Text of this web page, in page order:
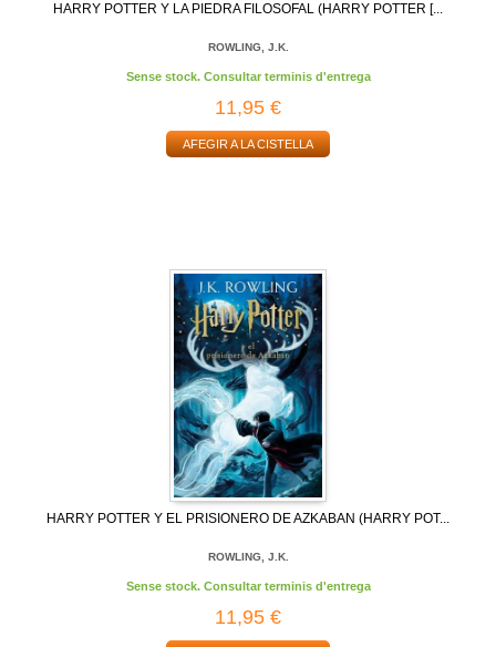
HARRY POTTER Y LA PIEDRA FILOSOFAL (HARRY POTTER [...
ROWLING, J.K.
Sense stock. Consultar terminis d'entrega
11,95 €
AFEGIR A LA CISTELLA
HARRY POTTER Y EL PRISIONERO DE AZKABAN (HARRY POT...
ROWLING, J.K.
Sense stock. Consultar terminis d'entrega
11,95 €